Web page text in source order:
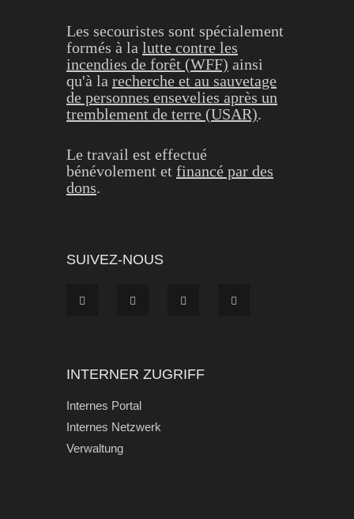
Les secouristes sont spécialement
formés à la lutte contre les
incendies de forêt (WFF) ainsi
qu'à la recherche et au sauvetage
de personnes ensevelies après un
tremblement de terre (USAR).
Le travail est effectué
bénévolement et financé par des
dons.
SUIVEZ-NOUS
INTERNER ZUGRIFF
Internes Portal
Internes Netzwerk
Verwaltung